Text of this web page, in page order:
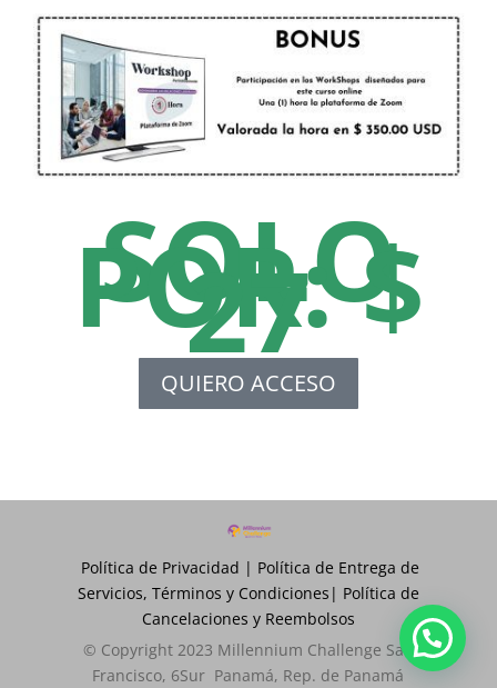
SOLO
POR: $
27
QUIERO ACCESO
Política de Privacidad | Política de Entrega de
Servicios, Términos y Condiciones | Política de
Cancelaciones y Reembolsos
© Copyright 2023 Millennium Challenge San
Francisco, 6Sur Panamá, Rep. de Panamá